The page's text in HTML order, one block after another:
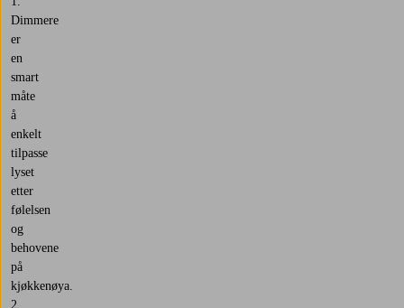
for
lange
pendellamper
kan
du
modeller
som
sitter
nærmere
taket
eller
en
enkelt,
bredere
Dimmere
er
en
smart
måte
å
enkelt
tilpasse
lyset
etter
følelsen
og
behovene
på
kjøkkenøya.